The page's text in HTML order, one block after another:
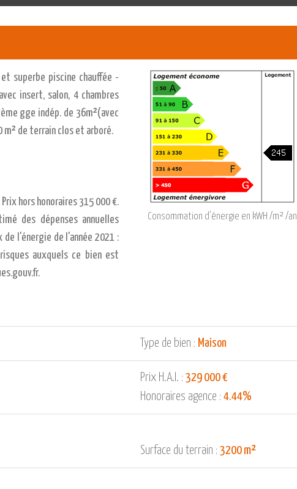
et superbe piscine chauffée -
insert, salon, 4 chambres
gge indép. de 36m²(avec
de terrain clos et arboré.
hors honoraires 315 000 €.
des dépenses annuelles
l'énergie de l'année 2021 :
auxquels ce bien est
Consommation d'énergie en kWH /m² /an
Type de bien : Maison
Prix H.A.I. : 329 000 €
Honoraires agence : 4.44%
Surface du terrain : 3200 m²